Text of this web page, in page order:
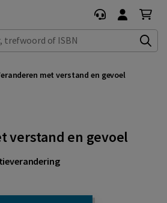
of ISBN
met verstand en gevoel
verstand en gevoel